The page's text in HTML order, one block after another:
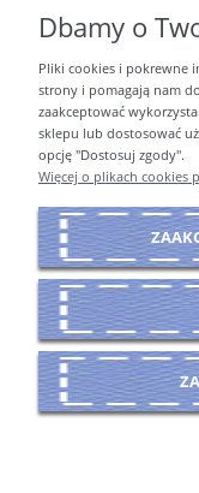
Sklep
Dbamy o
Pliki cookies i pokrewne
strony i pomagają nam
zaakceptować
sklepu lub dostosować
opcję "Dostosuj zgody".
Więcej o plikach cookies